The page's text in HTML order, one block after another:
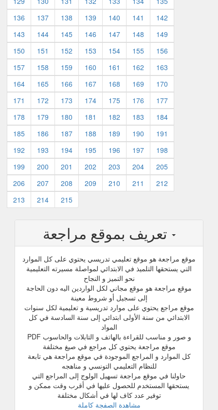
136
137 138 139 140 141
142
143
144 145 146 147 148
149
150
151 152 153 154 155
156
157
158 159 160 161 162
163
164
165 166 167 168 169
170
171
172 173 174 175 176
177
178
179 180 181 182 183
184
185
186 187 188 189 190
191
192
193 194 195 196 197
198
199
200 201 202 203 204
205
206
207 208 209 210 211
212
213
214 215
تعريف بموقع مراجعة
موقع مراجعة هو موقع تعليمي تدريسي يحتوي على كل الموارد
التي يستحقها التلميذ في الابتدائي لمواصلة مسيرته التعليمية
نحو التميز و النجاح
موقع مراجعة هو موقع مجاني لكل الواردين اليه دون الحاجة
إلى تسجيل أو شروط معينة
موقع مراجع يحتوي على موارد تدريسية و تعليمية لكل سنوات
الابتدائي من سنة الأولى ابتدائي إلى سنة السادسة في كل
المواد
و صور و مناسب للقراءة بالهاتف و التابلات والحاسوب PDF
موقع مراجعة يحتوي كل مراجع في صيغ مختلفة
كل الموارد و المراجع الموجودة في موقع مراجعة هي تابعة
للنظام التعليمي التونسي و مناهجه
حاولنا في موقع مراجعة تسهيل الولوج إلى المراجع التي
يستحقها المستخدم للحصول عليها في أقرب وقت ممكن و
توفير عدد كاف لها في أشكال مختلفة
مشاهدة الصفجة كاملة